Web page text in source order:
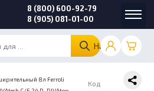
Найти
8 (800) 600-92-79
8 (905) 081-01-00
8л Ferroli
Код